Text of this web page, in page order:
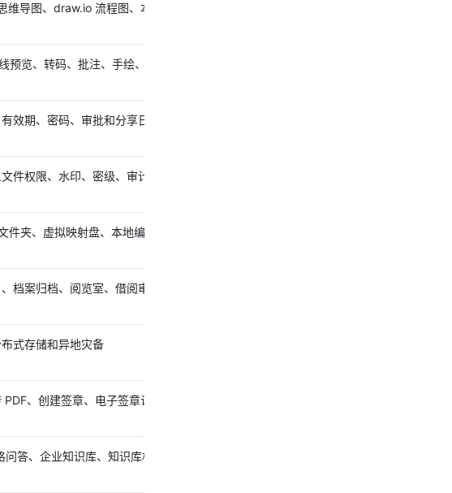
导图、draw.io 流程图、本地客户端
览、转码、批注、手绘、OCR 和评
效期、密码、审批和分享日志
件权限、水印、密级、审计日志、IP
夹、虚拟映射盘、本地编辑和传输
档案归档、阅览室、借阅审批和长期
式存储和异地灾备
、创建签章、电子签章认证和批量
答、企业知识库、知识库机器人、AI